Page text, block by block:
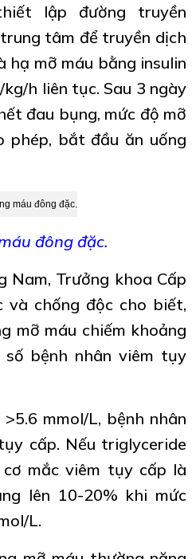
lập đường truyền
tâm để truyền dịch
hạ mỡ máu bằng insulin
h liên tục. Sau 3 ngày
đau bụng, mức độ mỡ
phép, bắt đầu ăn uống
đông đặc.
Nam, Trưởng khoa Cấp
và chống độc cho biết,
mỡ máu chiếm khoảng
bệnh nhân viêm tụy
mmol/L, bệnh nhân
cấp. Nếu triglyceride
cơ mắc viêm tụy cấp là
lên 10-20% khi mức
L.